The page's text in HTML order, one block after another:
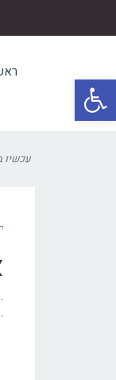
פתח סרגל נגישות
עכשיו